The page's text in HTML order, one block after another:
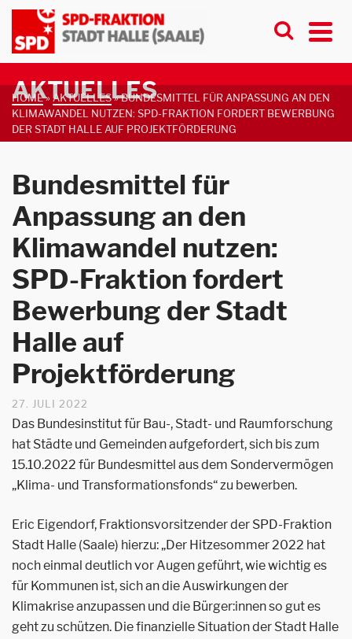
AKTUELLES
HOME»AKTUELLES»BUNDESMITTEL FÜR ANPASSUNG AN DEN
KLIMAWANDEL NUTZEN: SPD-FRAKTION FORDERT BEWERBUNG
DER STADT HALLE AUF PROJEKTFÖRDERUNG
Bundesmittel für
Anpassung an den
Klimawandel nutzen:
SPD-Fraktion fordert
Bewerbung der Stadt
Halle auf
Projektförderung
27. JULI 2022
Das Bundesinstitut für Bau-, Stadt- und Raumforschung
hat Städte und Gemeinden aufgefordert, sich bis zum
15.10.2022 für Bundesmittel aus dem Sondervermögen
„Klima- und Transformationsfonds“ zu bewerben.
Eric Eigendorf, Fraktionsvorsitzender der SPD-Fraktion
Stadt Halle (Saale) hierzu: „Der Hitzesommer 2022 hat
noch einmal deutlich vor Augen geführt, wie wichtig es
für Kommunen ist, sich an die Auswirkungen der
Klimakrise anzupassen und die Bürger:innen so gut es
geht zu schützen. Die finanzielle Situation der Stadt Halle